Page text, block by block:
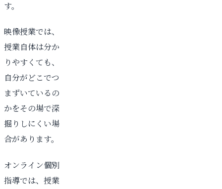
す。
映像授業では、
授業自体は分か
りやすくても、
自分がどこでつ
まずいているの
かをその場で深
掘りしにくい場
合があります。
オンライン個別
指導では、授業